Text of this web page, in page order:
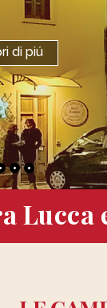
di piú
Lucca